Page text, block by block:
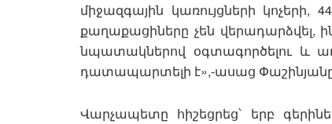
միջազգային կառույցների
քաղաքացիները չեն
նպատակներով օգտագործելու և
դատապարտելի է»,-ասաց
Վարչապետը հիշեցրեց՝ երբ